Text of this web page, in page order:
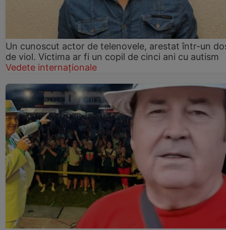
Un cunoscut actor de telenovele, arestat într-un
de viol. Victima ar fi un copil de cinci ani cu autism
Vedete internaționale